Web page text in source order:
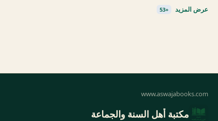
مكتبة أهل السنة والجماعة